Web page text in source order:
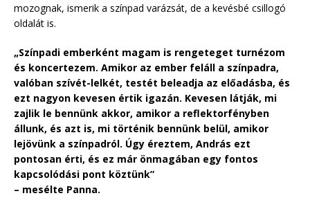
mozognak, ismerik a színpad varázsát, de a kevésbé csillogó
oldalát is.
„Színpadi emberként magam is rengeteget turnézom
és koncertezem. Amikor az ember feláll a színpadra,
valóban szívét-lelkét, testét beleadja az előadásba, és
ezt nagyon kevesen értik igazán. Kevesen látják, mi
zajlik le bennünk akkor, amikor a reflektorfényben
állunk, és azt is, mi történik bennünk belül, amikor
lejövünk a színpadról. Úgy éreztem, András ezt
pontosan érti, és ez már önmagában egy fontos
kapcsolódási pont köztünk”
– mesélte Panna.